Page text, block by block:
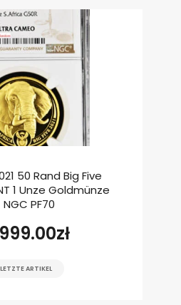
50 Rand Big Five
1 Unze Goldmünze
NGC PF70
zł
LETZTE ARTIKEL